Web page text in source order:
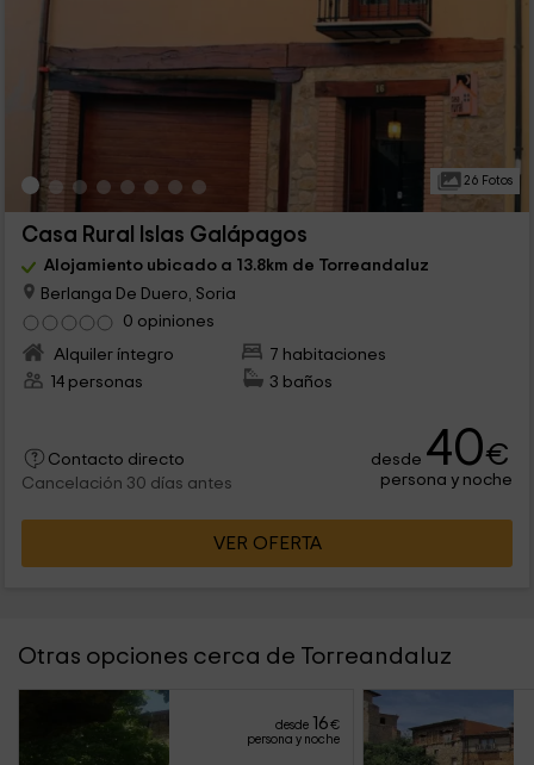
26 Fotos
Casa Rural Islas Galápagos
Alojamiento ubicado a 13.8km de Torreandaluz
Berlanga De Duero, Soria
0 opiniones
Alquiler íntegro
7 habitaciones
14 personas
3 baños
Contacto directo
Cancelación 30 días antes
desde 40€
persona y noche
VER OFERTA
Otras opciones cerca de Torreandaluz
desde 16€
persona y noche